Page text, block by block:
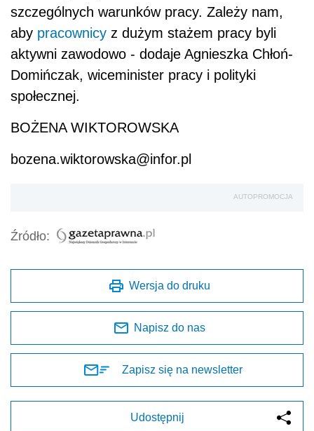
szczególnych warunków pracy. Zależy nam,
aby pracownicy z dużym stażem pracy byli
aktywni zawodowo - dodaje Agnieszka Chłoń-
Domińczak, wiceminister pracy i polityki
społecznej.
BOŻENA WIKTOROWSKA
bozena.wiktorowska@infor.pl
AUTOPROMOCJA
Źródło:
Wersja do druku
Napisz do nas
Zapisz się na newsletter
Udostępnij